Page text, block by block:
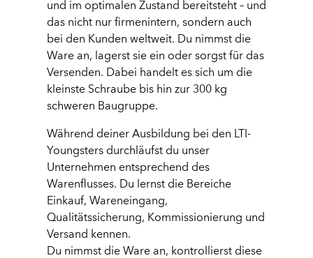
und im optimalen Zustand bereitsteht – und
das nicht nur firmenintern, sondern auch
bei den Kunden weltweit. Du nimmst die
Ware an, lagerst sie ein oder sorgst für das
Versenden. Dabei handelt es sich um die
kleinste Schraube bis hin zur 300 kg
schweren Baugruppe.
Während deiner Ausbildung bei den LTI-
Youngsters durchläufst du unser
Unternehmen entsprechend des
Warenflusses. Du lernst die Bereiche
Einkauf, Wareneingang,
Qualitätssicherung, Kommissionierung und
Versand kennen.
Du nimmst die Ware an, kontrollierst diese